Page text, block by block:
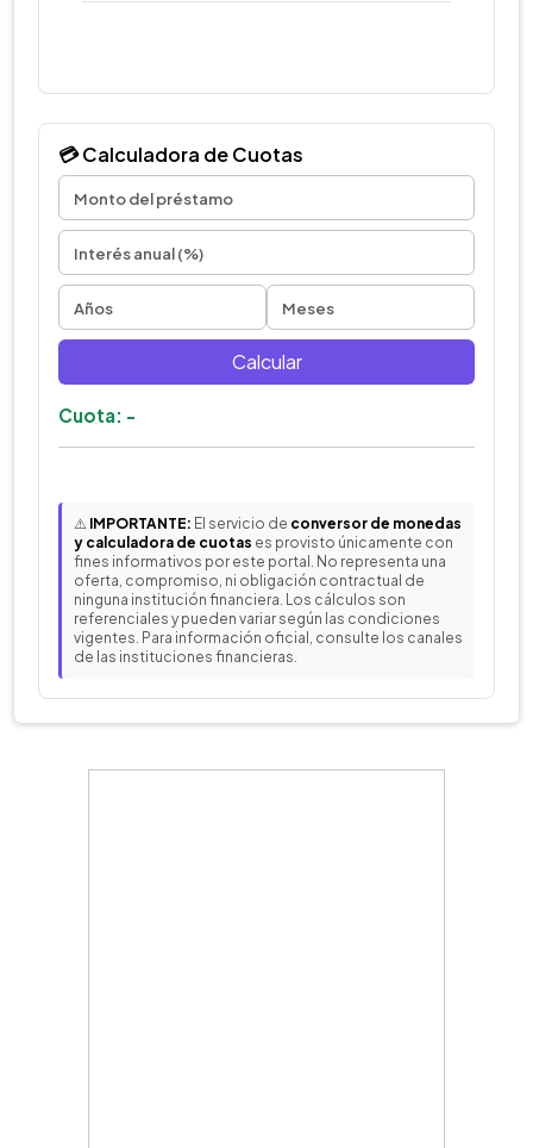
💳 Calculadora de Cuotas
Calcular
Cuota: -
⚠️ IMPORTANTE: El servicio de conversor de monedas
y calculadora de cuotas es provisto únicamente con
fines informativos por este portal. No representa una
oferta, compromiso, ni obligación contractual de
ninguna institución financiera. Los cálculos son
referenciales y pueden variar según las condiciones
vigentes. Para información oficial, consulte los canales
de las instituciones financieras.